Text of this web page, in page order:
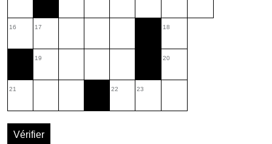
16 17 18
19 20
21 22 23
Vérifier